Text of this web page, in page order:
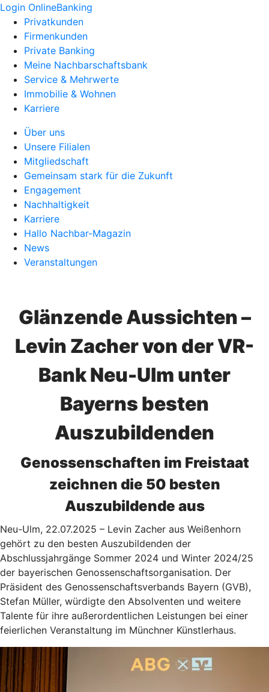
Login OnlineBanking
Privatkunden
Firmenkunden
Private Banking
Meine Nachbarschaftsbank
Service & Mehrwerte
Immobilie & Wohnen
Karriere
Über uns
Unsere Filialen
Mitgliedschaft
Gemeinsam stark für die Zukunft
Engagement
Nachhaltigkeit
Karriere
Hallo Nachbar-Magazin
News
Veranstaltungen
Glänzende Aussichten –
Levin Zacher von der VR-
Bank Neu-Ulm unter
Bayerns besten
Auszubildenden
Genossenschaften im Freistaat
zeichnen die 50 besten
Auszubildende aus
Neu-Ulm, 22.07.2025 – Levin Zacher aus Weißenhorn
gehört zu den besten Auszubildenden der
Abschlussjahrgänge Sommer 2024 und Winter 2024/25
der bayerischen Genossenschaftsorganisation. Der
Präsident des Genossenschaftsverbands Bayern (GVB),
Stefan Müller, würdigte den Absolventen und weitere
Talente für ihre außerordentlichen Leistungen bei einer
feierlichen Veranstaltung im Münchner Künstlerhaus.